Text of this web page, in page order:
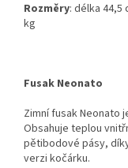
Rozměry: délka 44,5
kg
Fusak Neonato
Zimní fusak Neonato
Obsahuje teplou
pětibodové pásy,
verzi kočárku.